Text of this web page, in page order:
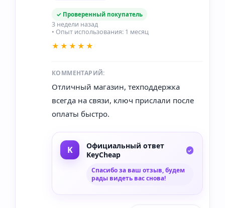
✓ Проверенный покупатель
3 недели назад
• Опыт использования: 1 месяц
★★★★★
КОММЕНТАРИЙ:
Отличный магазин, техподдержка
всегда на связи, ключ прислали после
оплаты быстро.
Официальный ответ
KeyCheap
Спасибо за ваш отзыв, будем
рады видеть вас снова!